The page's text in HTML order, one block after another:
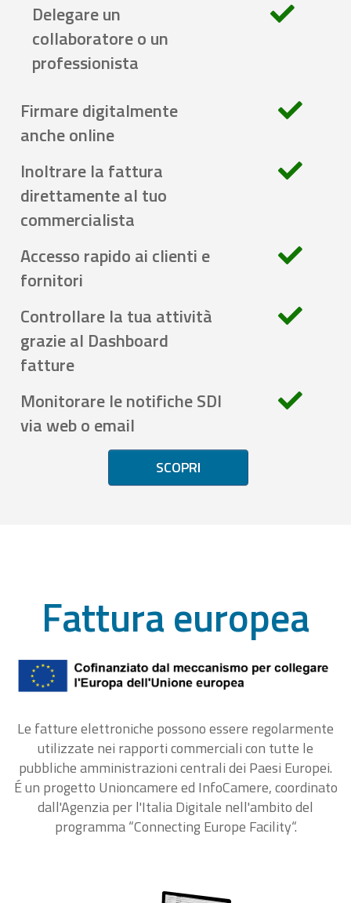
Delegare un
collaboratore o un
professionista
Firmare digitalmente
anche online
Inoltrare la fattura
direttamente al tuo
commercialista
Accesso rapido ai clienti e
fornitori
Controllare la tua attività
grazie al Dashboard
fatture
Monitorare le notifiche SDI
via web o email
SCOPRI
Fattura europea
Le fatture elettroniche possono essere regolarmente
utilizzate nei rapporti commerciali con tutte le
pubbliche amministrazioni centrali dei Paesi Europei.
É un progetto Unioncamere ed InfoCamere, coordinato
dall'Agenzia per l'Italia Digitale nell'ambito del
programma “Connecting Europe Facility“.